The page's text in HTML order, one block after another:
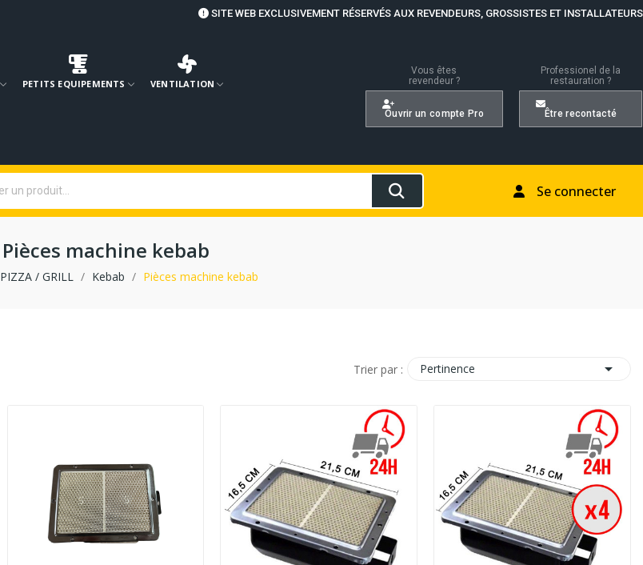
SITE WEB EXCLUSIVEMENT RÉSERVÉS AUX REVENDEURS, GROSSISTES ET INSTALLATEURS
PETITS EQUIPEMENTS VENTILATION
Vous êtes
revendeur ?
Ouvrir un compte Pro
Professionel de la
restauration ?
Être recontacté
Se connecter
Pièces machine kebab
PIZZA / GRILL Kebab Pièces machine kebab
Trier par : Pertinence 